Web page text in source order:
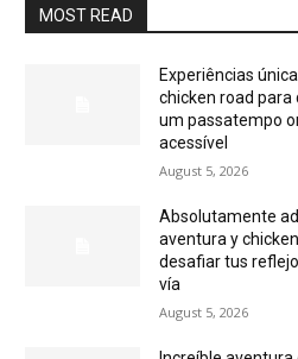
MOST READ
Experiências
chicken road para
um passatempo
acessível
August 5, 2026
Absolutamente
aventura y
desafiar tus
vía
August 5, 2026